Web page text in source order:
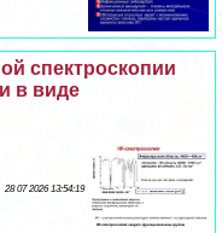
спектроскопии
в виде
28 07 2026 13:54:19